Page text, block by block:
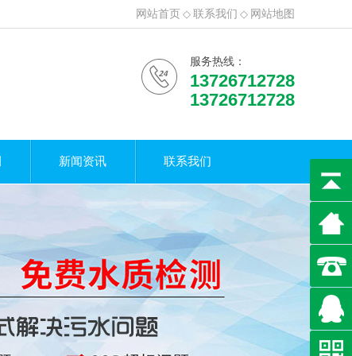
网站首页 ◇ 联系我们 ◇ 网站地图
服务热线：
13726712728
13726712728
新闻资讯 联系我们